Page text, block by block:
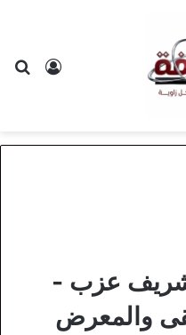
عزب -
والمعرض